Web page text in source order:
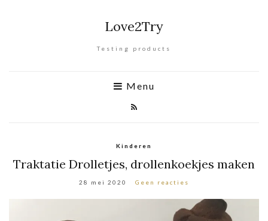
Love2Try
Testing products
Menu
Kinderen
Traktatie Drolletjes, drollenkoekjes maken
28 mei 2020 Geen reacties